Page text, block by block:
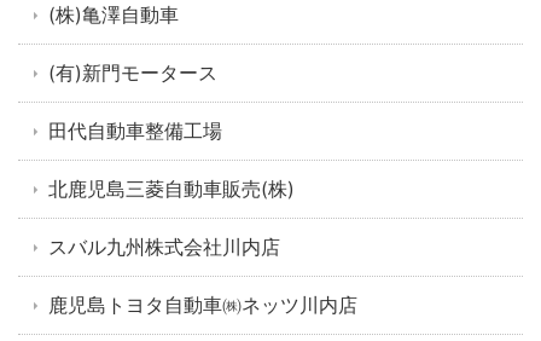
(株)亀澤自動車
(有)新門モータース
田代自動車整備工場
北鹿児島三菱自動車販売(株)
スバル九州株式会社川内店
鹿児島トヨタ自動車㈱ネッツ川内店